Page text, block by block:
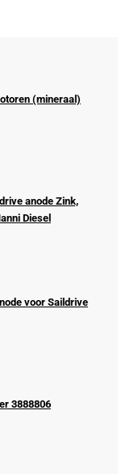
(mineraal)
anode Zink,
Diesel
voor Saildrive
3888806